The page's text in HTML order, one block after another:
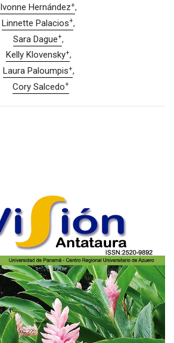
Ivonne Hernández+
Linnette Palacios+
Sara Dague+
Kelly Klovensky+
Laura Paloumpis+
Cory Salcedo+